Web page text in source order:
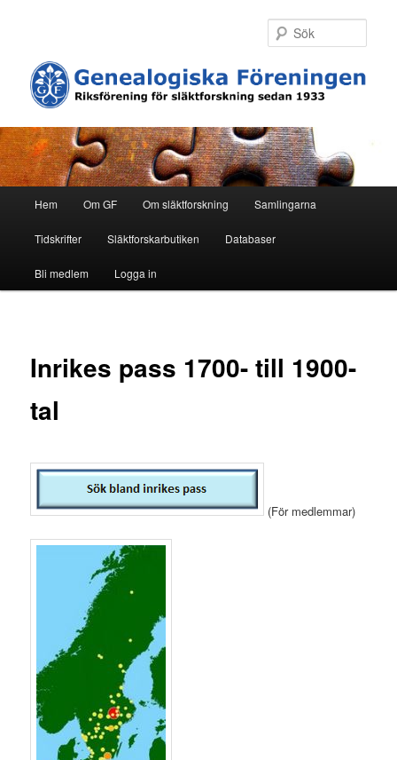
innehåll
m
Hem Om GF Om släktforskning Samlingarna
Tidskrifter Släktforskarbutiken Databaser
Bli medlem Logga in
Inrikes pass 1700- till 1900-
tal
(För medlemmar)